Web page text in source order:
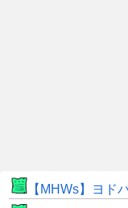
【MHWs】ヨドバシ行